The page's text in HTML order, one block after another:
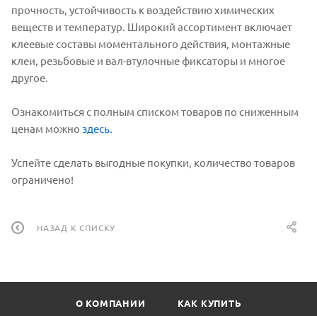
прочность, устойчивость к воздействию химических
веществ и температур. Широкий ассортимент включает
клеевые составы моментального действия, монтажные
клеи, резьбовые и вал-втулочные фиксаторы и многое
другое.
Ознакомиться с полным списком товаров по сниженным
ценам можно здесь.
Успейте сделать выгодные покупки, количество товаров
ограничено!
НАЗАД К СПИСКУ
О КОМПАНИИ КАК КУПИТЬ